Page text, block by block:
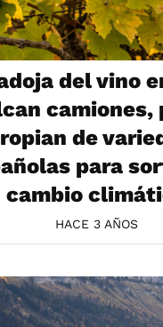
del vino
camiones,
de
para
cambio
HACE 3 AÑOS